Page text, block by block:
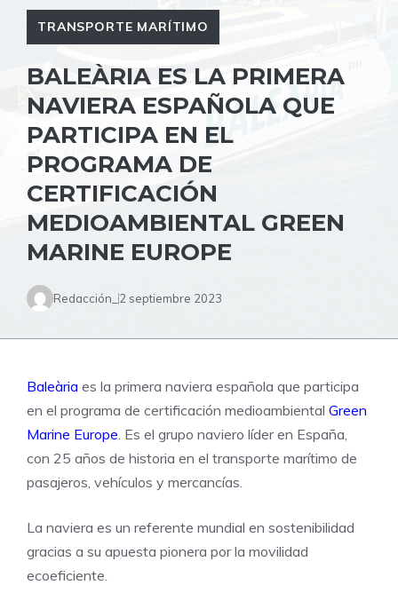
TRANSPORTE MARÍTIMO
BALEÀRIA ES LA PRIMERA
NAVIERA ESPAÑOLA QUE
PARTICIPA EN EL
PROGRAMA DE
CERTIFICACIÓN
MEDIOAMBIENTAL GREEN
MARINE EUROPE
Redacción_ 2 septiembre 2023
Baleària es la primera naviera española que participa
en el programa de certificación medioambiental Green
Marine Europe. Es el grupo naviero líder en España,
con 25 años de historia en el transporte marítimo de
pasajeros, vehículos y mercancías.
La naviera es un referente mundial en sostenibilidad
gracias a su apuesta pionera por la movilidad
ecoeficiente.